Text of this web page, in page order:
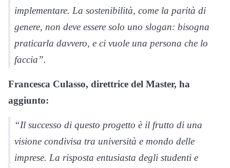
implementare. La sostenibilità, come la parità di
genere, non deve essere solo uno slogan: bisogna
praticarla davvero, e ci vuole una persona che lo
faccia”.
Francesca Culasso, direttrice del Master, ha
aggiunto:
“Il successo di questo progetto è il frutto di una
visione condivisa tra università e mondo delle
imprese. La risposta entusiasta degli studenti e